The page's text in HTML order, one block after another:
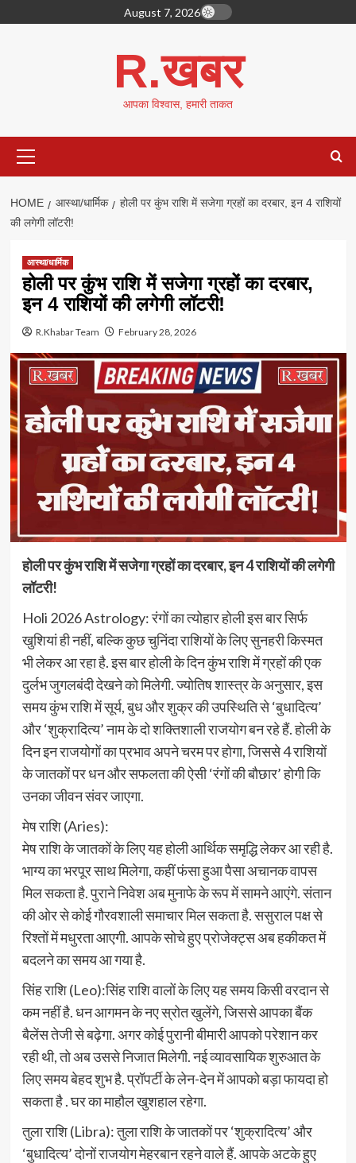
to
August 7, 2026
R.खबर
आपका विश्वास, हमारी ताकत
Menu
HOME आस्था/धार्मिक
होली पर कुंभ राशि में सजेगा ग्रहों का दरबार, इन 4 राशियों
की लगेगी लॉटरी!
आस्था/धार्मिक
होली पर कुंभ राशि में सजेगा ग्रहों का दरबार,
इन 4 राशियों की लगेगी लॉटरी!
R.Khabar Team February 28, 2026
होली पर कुंभ राशि में सजेगा ग्रहों का दरबार, इन 4 राशियों की लगेगी
लॉटरी!
Holi 2026 Astrology: रंगों का त्योहार होली इस बार सिर्फ
खुशियां ही नहीं, बल्कि कुछ चुनिंदा राशियों के लिए सुनहरी किस्मत
भी लेकर आ रहा है. इस बार होली के दिन कुंभ राशि में ग्रहों की एक
दुर्लभ जुगलबंदी देखने को मिलेगी. ज्योतिष शास्त्र के अनुसार, इस
समय कुंभ राशि में सूर्य, बुध और शुक्र की उपस्थिति से ‘बुधादित्य’
और ‘शुक्रादित्य’ नाम के दो शक्तिशाली राजयोग बन रहे हैं. होली के
दिन इन राजयोगों का प्रभाव अपने चरम पर होगा, जिससे 4 राशियों
के जातकों पर धन और सफलता की ऐसी ‘रंगों की बौछार’ होगी कि
उनका जीवन संवर जाएगा.
मेष राशि (Aries):
मेष राशि के जातकों के लिए यह होली आर्थिक समृद्धि लेकर आ रही है.
भाग्य का भरपूर साथ मिलेगा, कहीं फंसा हुआ पैसा अचानक वापस
मिल सकता है. पुराने निवेश अब मुनाफे के रूप में सामने आएंगे. संतान
की ओर से कोई गौरवशाली समाचार मिल सकता है. ससुराल पक्ष से
रिश्तों में मधुरता आएगी. आपके सोचे हुए प्रोजेक्ट्स अब हकीकत में
बदलने का समय आ गया है.
सिंह राशि (Leo):सिंह राशि वालों के लिए यह समय किसी वरदान से
कम नहीं है. धन आगमन के नए स्रोत खुलेंगे, जिससे आपका बैंक
बैलेंस तेजी से बढ़ेगा. अगर कोई पुरानी बीमारी आपको परेशान कर
रही थी, तो अब उससे निजात मिलेगी. नई व्यावसायिक शुरुआत के
लिए समय बेहद शुभ है. प्रॉपर्टी के लेन-देन में आपको बड़ा फायदा हो
सकता है . घर का माहौल खुशहाल रहेगा.
तुला राशि (Libra): तुला राशि के जातकों पर ‘शुक्रादित्य’ और
‘बुधादित्य’ दोनों राजयोग मेहरबान रहने वाले हैं. आपके अटके हुए